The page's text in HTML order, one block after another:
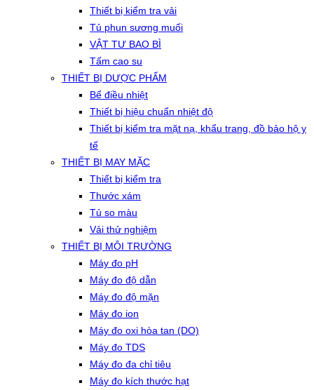
Thiết bị kiểm tra vải
Tủ phun sương muối
VẬT TƯ BAO BÌ
Tấm cao su
THIẾT BỊ DƯỢC PHẨM
Bể điều nhiệt
Thiết bị hiệu chuẩn nhiệt độ
Thiết bị kiểm tra mặt nạ, khẩu trang, đồ bảo hộ y
tế
THIẾT BỊ MAY MẶC
Thiết bị kiểm tra
Thước xám
Tủ so màu
Vải thử nghiệm
THIẾT BỊ MÔI TRƯỜNG
Máy đo pH
Máy đo độ dẫn
Máy đo độ mặn
Máy đo ion
Máy đo oxi hòa tan (DO)
Máy đo TDS
Máy đo đa chỉ tiêu
Máy đo kích thước hạt